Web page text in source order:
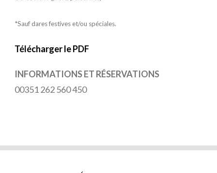
*Sauf dares festives et/ou spéciales.
Télécharger le PDF
INFORMATIONS ET RÉSERVATIONS
00351 262 560 450